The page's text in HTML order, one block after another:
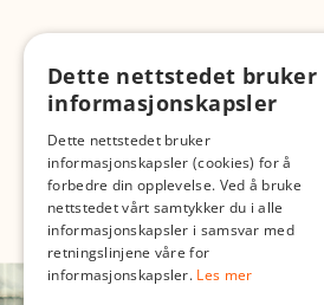
Dette nettstedet bruker
informasjonskapsler
Dette nettstedet bruker
informasjonskapsler (cookies) for å
forbedre din opplevelse. Ved å bruke
nettstedet vårt samtykker du i alle
informasjonskapsler i samsvar med
retningslinjene våre for
informasjonskapsler. Les mer